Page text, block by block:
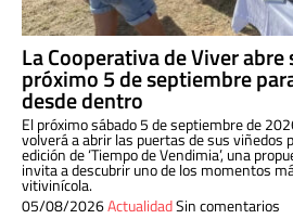
La Cooperativa de Viver abre
próximo 5 de septiembre
desde dentro
El próximo sábado 5 de septiembre de
volverá a abrir las puertas de sus viñedos
edición de ‘Tiempo de Vendimia’, una
invita a descubrir uno de los momentos
vitivinícola.
05/08/2026ActualidadSin comentarios